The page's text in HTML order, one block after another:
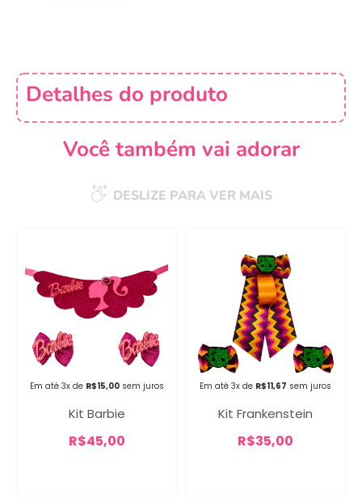
Detalhes do produto
Você também vai adorar
DESLIZE PARA VER MAIS
Em até 3x de R$15,00 sem juros
Kit Barbie
R$45,00
Em até 3x de R$11,67 sem juros
Kit Frankenstein
R$35,00